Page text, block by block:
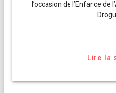
l’occasion de l’Enfance de
Lire la